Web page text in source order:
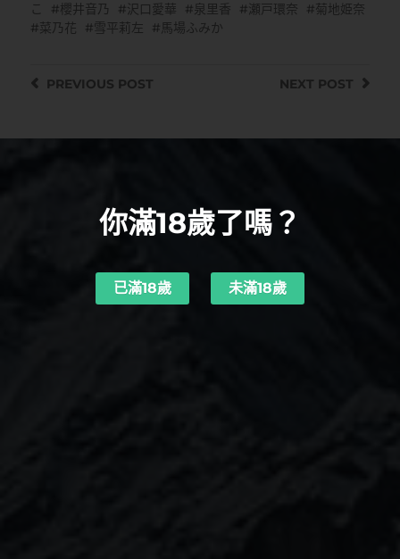
こ
櫻井音乃 沢口愛華 泉里香 瀬戸環奈
菊地姫奈
菜乃花
雪平莉左 馬場ふみか
NEXT POST
PREVIOUS POST
你滿18歲了嗎？
已滿18歲 未滿18歲